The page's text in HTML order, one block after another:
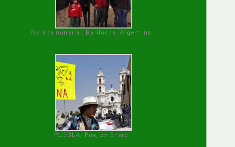
No a la minería , Bariloche, Argentina
PUEBLA, Pue, 27 Enero